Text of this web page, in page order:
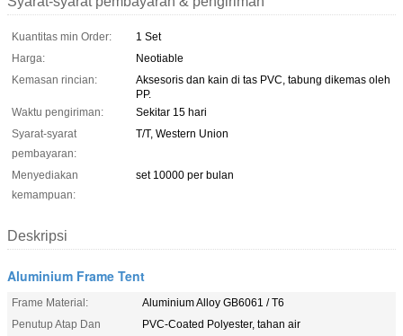
Kuantitas min Order:
1 Set
Harga:
Neotiable
Kemasan rincian:
Aksesoris dan kain di tas PVC, tabung dikemas oleh
PP.
Waktu pengiriman:
Sekitar 15 hari
Syarat-syarat
pembayaran:
T/T, Western Union
Menyediakan
kemampuan:
set 10000 per bulan
Deskripsi
Aluminium Frame Tent
Frame Material:
Aluminium Alloy GB6061 / T6
Penutup Atap Dan
PVC-Coated Polyester, tahan air